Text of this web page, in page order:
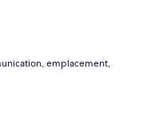
emplacement,